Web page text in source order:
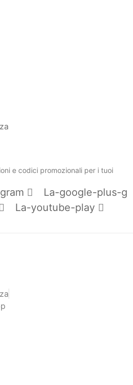
e codici promozionali per i tuoi
La-google-plus-g
La-youtube-play